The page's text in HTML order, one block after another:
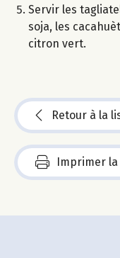
Servir les
soja, les
citron vert.
Retour à la
Imprimer